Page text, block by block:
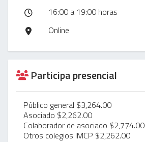
16:00 a 19:00 horas
Online
Participa presencial
Público general $3,264.00
Asociado $2,262.00
Colaborador de asociado $2,774.00
Otros colegios IMCP $2,262.00